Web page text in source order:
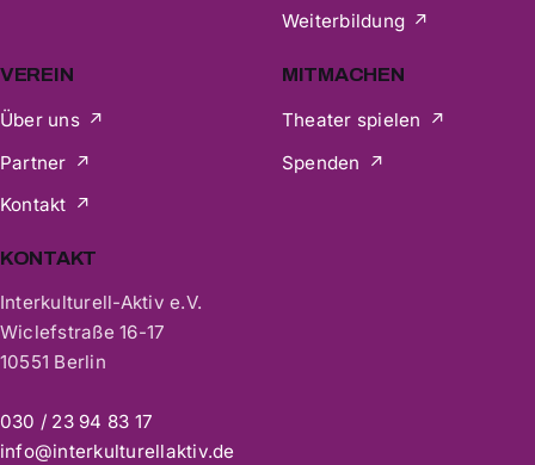
Weiterbildung
VEREIN
Über uns
Partner
Kontakt
MITMACHEN
Theater spielen
Spenden
KONTAKT
Interkulturell-Aktiv e.V.
Wiclefstraße 16-17
10551 Berlin
030 / 23 94 83 17
info@interkulturellaktiv.de